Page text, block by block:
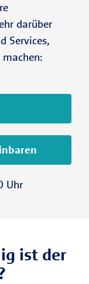
darüber
Services,
Uhr
ist der